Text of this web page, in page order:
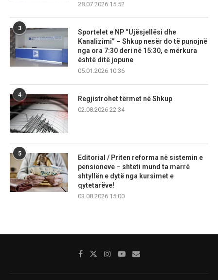
28.07.2026 15:52
3
Sportelet e NP “Ujësjellësi dhe
Kanalizimi” – Shkup nesër do të punojnë
nga ora 7:30 deri në 15:30, e mërkura
është ditë jopune
05.01.2026 10:36
4
Regjistrohet tërmet në Shkup
02.08.2026 22:34
5
Editorial / Priten reforma në sistemin e
pensioneve – shteti mund ta marrë
shtyllën e dytë nga kursimet e
qytetarëve!
03.08.2026 15:00